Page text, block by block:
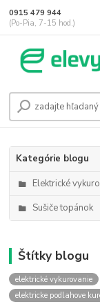
0915 479 944
(Po-Pia, 7-15 hod.)
Kategórie blogu
Elektrické
Sušiče topánok
Štítky blogu
elektrické vykurovanie
elektricke podlahove